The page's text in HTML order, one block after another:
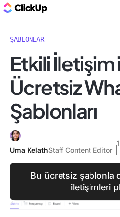
ŞABLONLAR
Etkili İletişim
Ücretsiz
Şablonları
Uma KelathStaff Content Editor
Bu ücretsiz şablonla
iletişimleri